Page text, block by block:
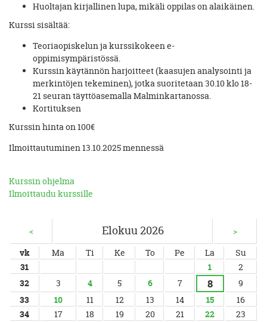
Huoltajan kirjallinen lupa, mikäli oppilas on alaikäinen.
Kurssi sisältää:
Teoriaopiskelun ja kurssikokeen e-
oppimisympäristössä.
Kurssin käytännön harjoitteet (kaasujen analysointi ja
merkintöjen tekeminen), jotka suoritetaan 30.10 klo 18-
21 seuran täyttöasemalla Malminkartanossa.
Kortituksen
Kurssin hinta on 100€
Ilmoittautuminen 13.10.2025 mennessä
Kurssin ohjelma
Ilmoittaudu kurssille
< Elokuu 2026
>
vk
Ma Ti Ke To Pe La
Su
31
1
2
32
3 4 5 6 7 8
9
33
10 11 12 13 14 15
16
34
17 18 19 20 21 22
23